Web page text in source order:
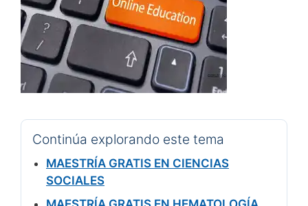
Continúa explorando este tema
MAESTRÍA GRATIS EN CIENCIAS
SOCIALES